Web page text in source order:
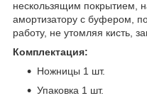
нескользящим покрытием,
амортизатору с буфером,
работу, не утомляя кисть,
Комплектация:
Ножницы 1 шт.
Упаковка 1 шт.